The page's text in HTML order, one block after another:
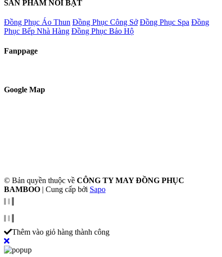
SẢN PHẨM NỔI BẬT
Đồng Phục Áo Thun Đồng Phục Công Sở Đồng Phục Spa Đồng
Phục Bếp Nhà Hàng Đồng Phục Bảo Hộ
Fanppage
Google Map
© Bản quyền thuộc về CÔNG TY MAY ĐỒNG PHỤC
BAMBOO | Cung cấp bởi Sapo
Thêm vào giỏ hàng thành công